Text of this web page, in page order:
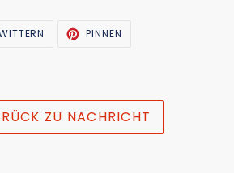
TWITTER
PINNEN
ZU NACHRICHT